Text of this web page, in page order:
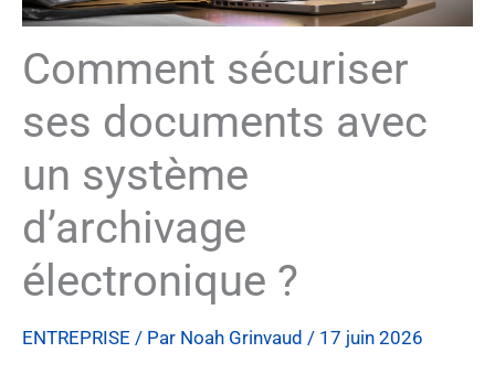
Comment sécuriser
ses documents avec
un système
d’archivage
électronique ?
ENTREPRISE / Par Noah Grinvaud / 17 juin 2026